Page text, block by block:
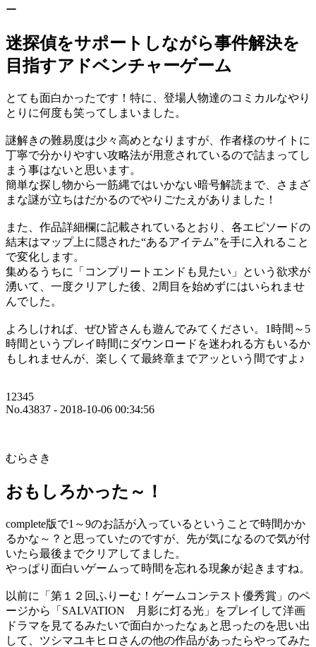
ー
迷探偵をサポートしながら事件解決を
目指すアドベンチャーゲーム
とても面白かったです！特に、登場人物達のコミカルなやり
とりに何度も笑ってしまいました。
謎解きの難易度は少々高めとなりますが、作者様のサイトに
丁寧で分かりやすい攻略法が用意されているので詰まってし
まう事はないと思います。
簡単な探し物から一筋縄ではいかない暗号解読まで、さまざ
まな謎が立ちはだかるのでやりごたえがありました！
また、作品詳細欄に記載されているとおり、各エピソードの
結末はマップ上に隠された“あるアイテム”を手に入れること
で変化します。
集めるうちに「コンプリートエンドも見たい」という欲求が
湧いて、一度クリアした後、2周目を始めずにはいられませ
んでした。
よろしければ、ぜひ皆さんも遊んでみてください。1時間～5
時間というプレイ時間にダウンロードを迷われる方もいるか
もしれませんが、楽しくて最終章までアッという間ですよ♪
12345
No.43837 - 2018-10-06 00:34:56
むらさき
おもしろかった～！
complete版で1～9のお話が入っているということで時間かか
るかな～？と思っていたのですが、先が気になるので気が付
いたら最後までクリアしてました。
やっぱり面白いゲームって時間を忘れる現象が起きますね。
以前に「第１２回ふりーむ！ゲームコンテスト優秀賞」のペ
ージから「SALVATION 月影に灯る光」をプレイして洋画
ドラマを見てるみたいで面白かったなぁと思ったのを思い出
して、ツシマユキヒロさんの他の作品があったらやってみた